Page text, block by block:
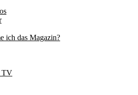
ich das Magazin?
TV